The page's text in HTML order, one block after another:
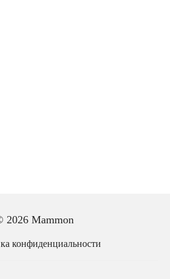
2026 Mammon
конфиденциальности